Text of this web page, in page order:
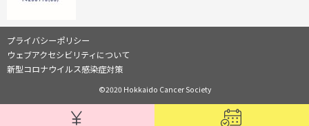
(
新
規
ウ
ド
(
部
サ
イ
ト
サ
イ
情
プライバシーポリシー
ウェブアクセシビリティについて
新型コロナウイルス感染症対策
©2020 Hokkaido Cancer Society